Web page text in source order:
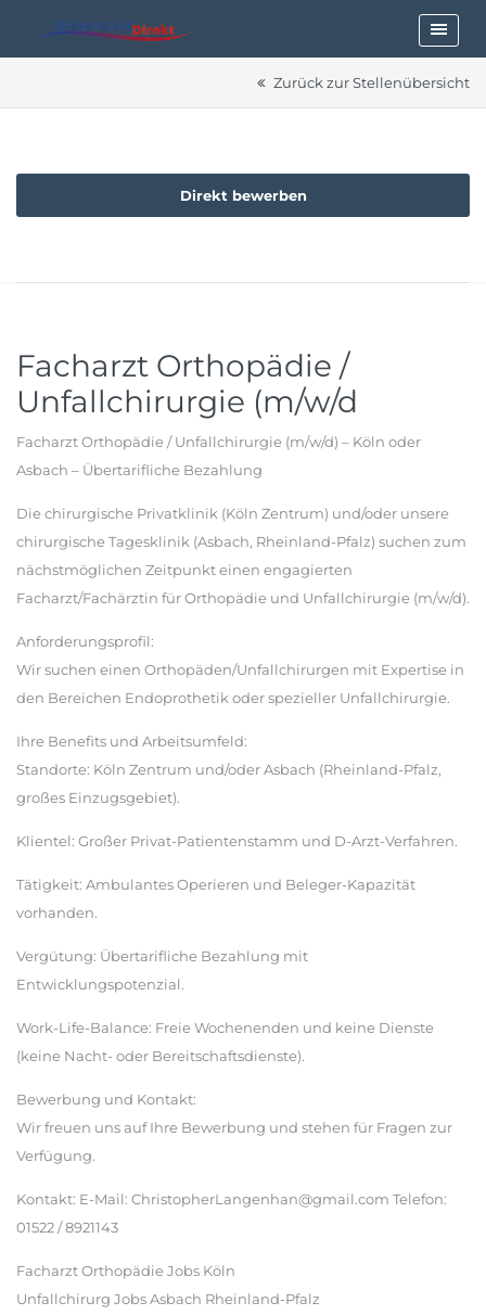
Zurück zur Stellenübersicht
Direkt bewerben
Facharzt Orthopädie /
Unfallchirurgie (m/w/d
Facharzt Orthopädie / Unfallchirurgie (m/w/d) – Köln oder
Asbach – Übertarifliche Bezahlung
Die chirurgische Privatklinik (Köln Zentrum) und/oder unsere
chirurgische Tagesklinik (Asbach, Rheinland-Pfalz) suchen zum
nächstmöglichen Zeitpunkt einen engagierten
Facharzt/Fachärztin für Orthopädie und Unfallchirurgie (m/w/d).
Anforderungsprofil:
Wir suchen einen Orthopäden/Unfallchirurgen mit Expertise in
den Bereichen Endoprothetik oder spezieller Unfallchirurgie.
Ihre Benefits und Arbeitsumfeld:
Standorte: Köln Zentrum und/oder Asbach (Rheinland-Pfalz,
großes Einzugsgebiet).
Klientel: Großer Privat-Patientenstamm und D-Arzt-Verfahren.
Tätigkeit: Ambulantes Operieren und Beleger-Kapazität
vorhanden.
Vergütung: Übertarifliche Bezahlung mit
Entwicklungspotenzial.
Work-Life-Balance: Freie Wochenenden und keine Dienste
(keine Nacht- oder Bereitschaftsdienste).
Bewerbung und Kontakt:
Wir freuen uns auf Ihre Bewerbung und stehen für Fragen zur
Verfügung.
Kontakt: E-Mail: ChristopherLangenhan@gmail.com Telefon:
01522 / 8921143
Facharzt Orthopädie Jobs Köln
Unfallchirurg Jobs Asbach Rheinland-Pfalz